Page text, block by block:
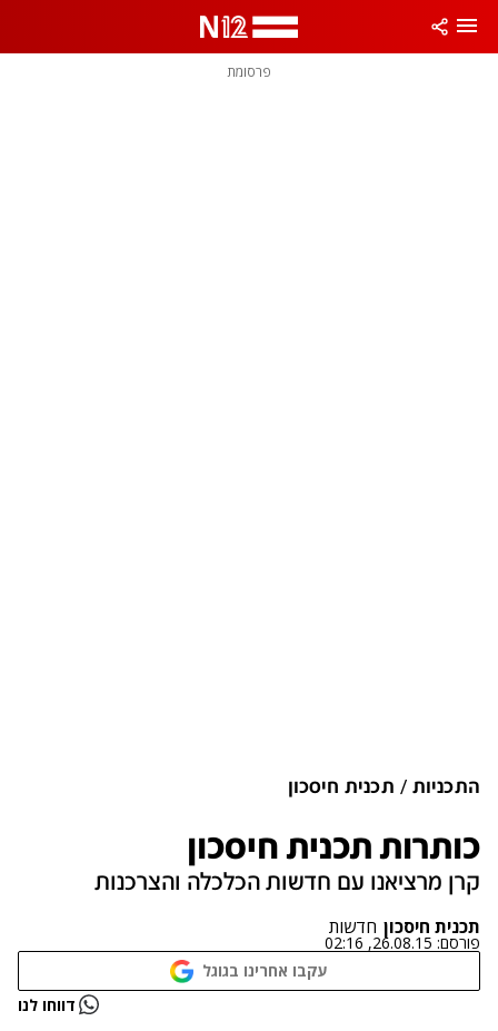
פרסומת
התכניות תכנית חיסכון
כותרות תכנית חיסכון
קרן מרציאנו עם חדשות הכלכלה והצרכנות
תכנית חיסכון חדשות
פורסם: 26.08.15, 02:16
עקבו אחרינו בגוגל
נתקלנו בבעיה דווחו לנו